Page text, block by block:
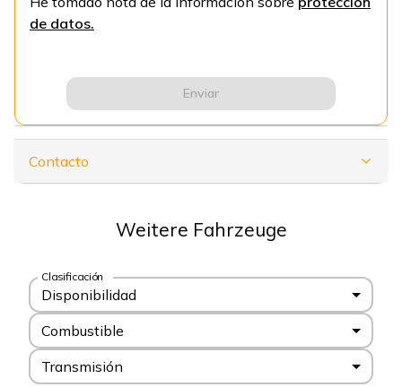
de datos.
Enviar
Contacto
Weitere Fahrzeuge
Clasificación
Disponibilidad
Combustible
Transmisión